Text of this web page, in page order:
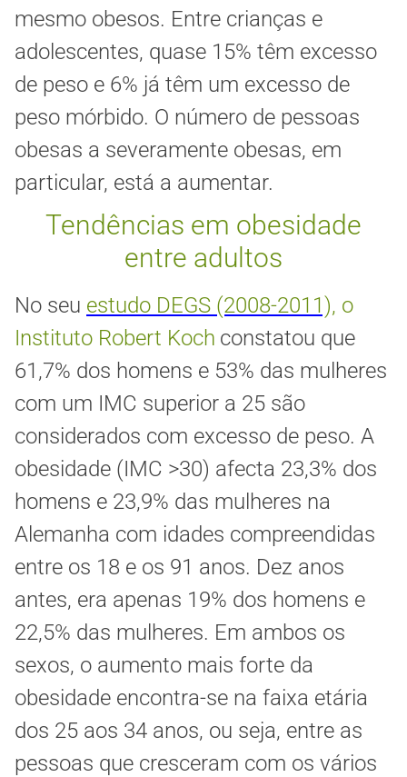
mesmo obesos. Entre crianças e
adolescentes, quase 15% têm excesso
de peso e 6% já têm um excesso de
peso mórbido. O número de pessoas
obesas a severamente obesas, em
particular, está a aumentar.
Tendências em obesidade
entre adultos
No seu estudo DEGS (2008-2011), o
Instituto Robert Koch constatou que
61,7% dos homens e 53% das mulheres
com um IMC superior a 25 são
considerados com excesso de peso. A
obesidade (IMC >30) afecta 23,3% dos
homens e 23,9% das mulheres na
Alemanha com idades compreendidas
entre os 18 e os 91 anos. Dez anos
antes, era apenas 19% dos homens e
22,5% das mulheres. Em ambos os
sexos, o aumento mais forte da
obesidade encontra-se na faixa etária
dos 25 aos 34 anos, ou seja, entre as
pessoas que cresceram com os vários